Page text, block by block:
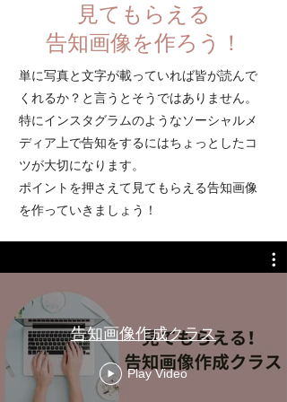
見てもらえる
​告知画像を作ろう！
単に写真と文字が載っていれば皆が読んで
くれるか？と言うとそうではありません。
特にインスタグラムのようなソーシャルメ
ディア上で告知をするにはちょっとしたコ
ツが大切になります。
​ポイントを押さえて見てもらえる告知画像
を作っていきましょう！
告知画像作成クラス
Play Video